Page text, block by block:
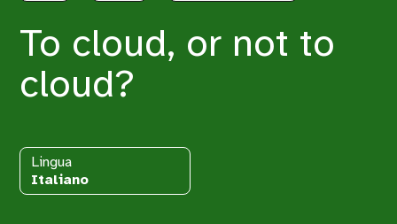
To cloud, or not to
cloud?
Lingua
Italiano